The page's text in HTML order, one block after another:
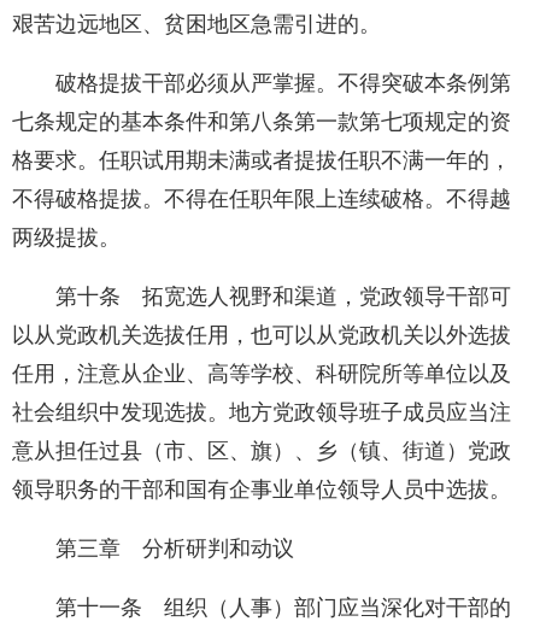
艰苦边远地区、贫困地区急需引进的。
破格提拔干部必须从严掌握。不得突破本条例第
七条规定的基本条件和第八条第一款第七项规定的资
格要求。任职试用期未满或者提拔任职不满一年的，
不得破格提拔。不得在任职年限上连续破格。不得越
两级提拔。
第十条 拓宽选人视野和渠道，党政领导干部可
以从党政机关选拔任用，也可以从党政机关以外选拔
任用，注意从企业、高等学校、科研院所等单位以及
社会组织中发现选拔。地方党政领导班子成员应当注
意从担任过县（市、区、旗）、乡（镇、街道）党政
领导职务的干部和国有企事业单位领导人员中选拔。
第三章 分析研判和动议
第十一条 组织（人事）部门应当深化对干部的